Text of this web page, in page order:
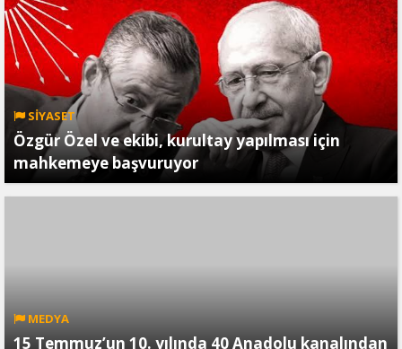
SİYASET
Özgür Özel ve ekibi, kurultay yapılması için
mahkemeye başvuruyor
MEDYA
15 Temmuz’un 10. yılında 40 Anadolu kanalından